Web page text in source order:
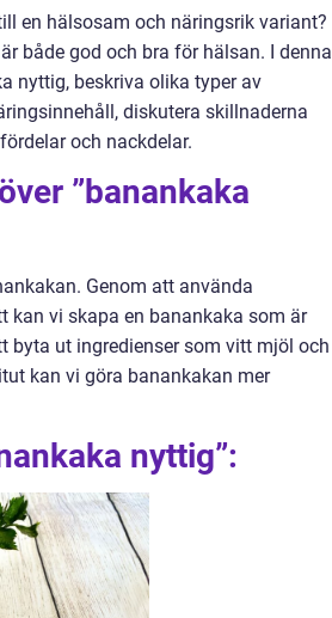
en hälsosam och näringsrik variant?
både god och bra för hälsan. I denna
nyttig, beskriva olika typer av
diskutera skillnaderna
och nackdelar.
”banankaka
Genom att använda
kan vi skapa en banankaka som är
byta ut ingredienser som vitt mjöl och
kan vi göra banankakan mer
nyttig”: